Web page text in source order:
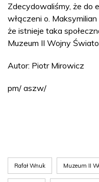
Zdecydowaliśmy, że do
włączeni o.
że istnieje taka
Muzeum II Wojny
Autor: Piotr Mirowicz
pm/ aszw/
Rafał Wnuk Muzeum II